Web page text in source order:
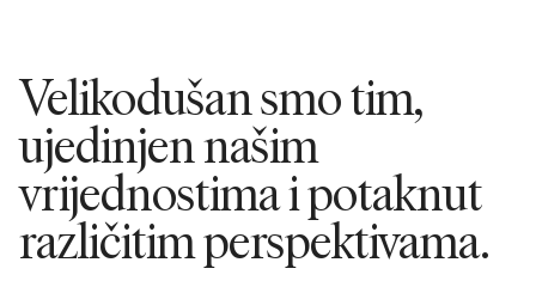
Velikodušan smo tim,
ujedinjen našim
vrijednostima i potaknut
različitim perspektivama.